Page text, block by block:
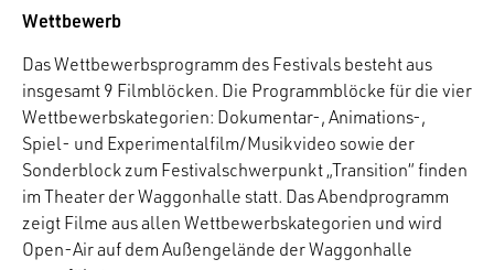
Wettbewerb
Das Wettbewerbsprogramm des Festivals besteht aus
insgesamt 9 Filmblöcken. Die Programmblöcke für die vier
Wettbewerbskategorien: Dokumentar-, Animations-,
Spiel- und Experimentalfilm/Musikvideo sowie der
Sonderblock zum Festivalschwerpunkt „Transition“ finden
im Theater der Waggonhalle statt. Das Abendprogramm
zeigt Filme aus allen Wettbewerbskategorien und wird
Open-Air auf dem Außengelände der Waggonhalle